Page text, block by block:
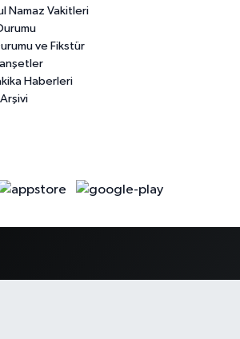
Namaz Vakitleri
ve Fikstür
Haberleri